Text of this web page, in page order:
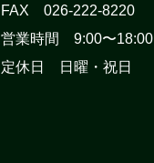
FAX 026-222-8220
営業時間 9:00〜18:00
定休日 日曜・祝日